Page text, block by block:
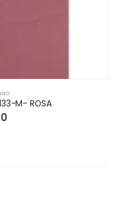
M- ROSA